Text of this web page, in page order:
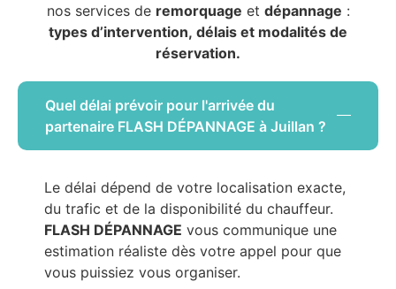
nos services de remorquage et dépannage :
types d’intervention, délais et modalités de
réservation.
Quel délai prévoir pour l'arrivée du
partenaire FLASH DÉPANNAGE à Juillan ?
Le délai dépend de votre localisation exacte,
du trafic et de la disponibilité du chauffeur.
FLASH DÉPANNAGE vous communique une
estimation réaliste dès votre appel pour que
vous puissiez vous organiser.